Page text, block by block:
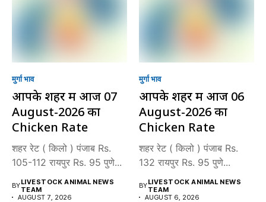
मुर्गा भाव
आपके शहर में आज 07
August-2026 का
Chicken Rate
शहर रेट ( किलो ) पंजाब Rs.
105-112 रायपुर Rs. 95 पुणे...
BYLIVESTOCK ANIMAL NEWS
TEAM
AUGUST 7, 2026
मुर्गा भाव
आपके शहर में आज 06
August-2026 का
Chicken Rate
शहर रेट ( किलो ) पंजाब Rs.
132 रायपुर Rs. 95 पुणे...
BYLIVESTOCK ANIMAL NEWS
TEAM
AUGUST 6, 2026